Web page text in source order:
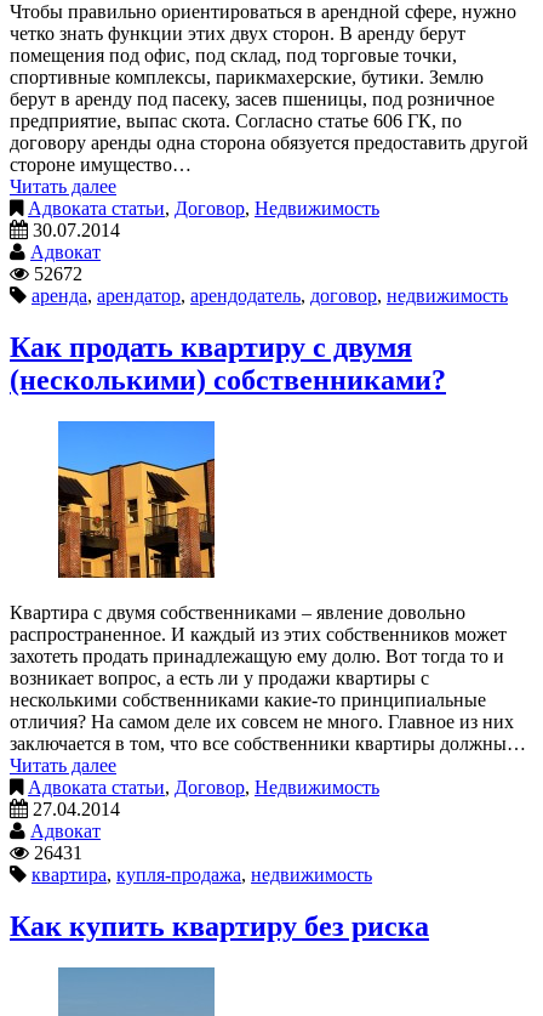
Чтобы правильно ориентироваться в арендной сфере, нужно
четко знать функции этих двух сторон. В аренду берут
помещения под офис, под склад, под торговые точки,
спортивные комплексы, парикмахерские, бутики. Землю
берут в аренду под пасеку, засев пшеницы, под розничное
предприятие, выпас скота. Согласно статье 606 ГК, по
договору аренды одна сторона обязуется предоставить другой
стороне имущество…
Читать далее
Адвоката статьи, Договор, Недвижимость
30.07.2014
Адвокат
52672
аренда, арендатор, арендодатель, договор, недвижимость
Как продать квартиру с двумя
(несколькими) собственниками?
Квартира с двумя собственниками – явление довольно
распространенное. И каждый из этих собственников может
захотеть продать принадлежащую ему долю. Вот тогда то и
возникает вопрос, а есть ли у продажи квартиры с
несколькими собственниками какие-то принципиальные
отличия? На самом деле их совсем не много. Главное из них
заключается в том, что все собственники квартиры должны…
Читать далее
Адвоката статьи, Договор, Недвижимость
27.04.2014
Адвокат
26431
квартира, купля-продажа, недвижимость
Как купить квартиру без риска